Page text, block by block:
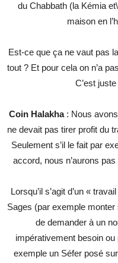
du Chabbath (la Kémia
maison en
Est-ce que ça ne vaut pas
tout ? Et pour cela on n’a
C’est
Coin Halakha: Nous avons
ne devait pas tirer profit du
Seulement s’il le fait par
accord, nous n’aurons
Lorsqu’il s’agit d’un «
Sages (par exemple monter
de demander à un
impérativement besoin
exemple un Séfer posé